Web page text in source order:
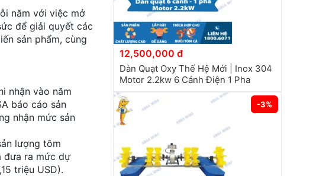
năm với việc mở
để giải quyết các
sản phẩm, cùng
nhận vào năm
báo cáo sản
nhận mức sản
lượng tôm
đưa ra mức dự
triệu USD).
12,500,000 đ
Dàn Quạt Oxy Thế Hệ Mới | Inox 304
Motor 2.2kw 6 Cánh Điện 1 Pha
-3%